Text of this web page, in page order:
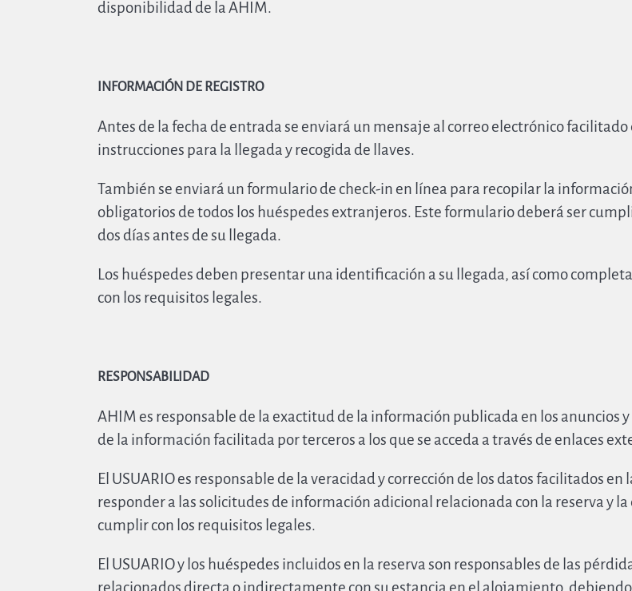
disponibilidad de la AHIM.
INFORMACIÓN DE REGISTRO
Antes de la fecha de entrada se enviará un mensaje al correo electrónico
instrucciones para la llegada y recogida de llaves.
También se enviará un formulario de check-in en línea para recopilar la
obligatorios de todos los huéspedes extranjeros. Este formulario deberá ser
dos días antes de su llegada.
Los huéspedes deben presentar una identificación a su llegada, así como
con los requisitos legales.
RESPONSABILIDAD
AHIM es responsable de la exactitud de la información publicada en los anuncios
de la información facilitada por terceros a los que se acceda a través de enlaces
El USUARIO es responsable de la veracidad y corrección de los datos facilitados
responder a las solicitudes de información adicional relacionada con la reserva y
cumplir con los requisitos legales.
El USUARIO y los huéspedes incluidos en la reserva son responsables de las
relacionados directa o indirectamente con su estancia en el alojamiento,